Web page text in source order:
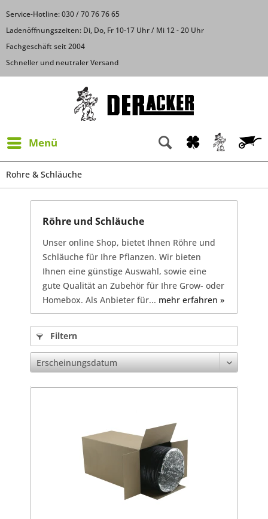
Service-Hotline: 030 / 70 76 76 65
Ladenöffnungszeiten: Di, Do, Fr 10-17 Uhr / Mi 12 - 20 Uhr
Fachgeschäft seit 2004
Schneller und neutraler Versand
Menü
Rohre & Schläuche
Röhre und Schläuche
Unser online Shop, bietet Ihnen Röhre und
Schläuche für Ihre Pflanzen. Wir bieten
Ihnen eine günstige Auswahl, sowie eine
gute Qualität an Zubehör für Ihre Grow- oder
Homebox. Als Anbieter für... mehr erfahren »
Filtern